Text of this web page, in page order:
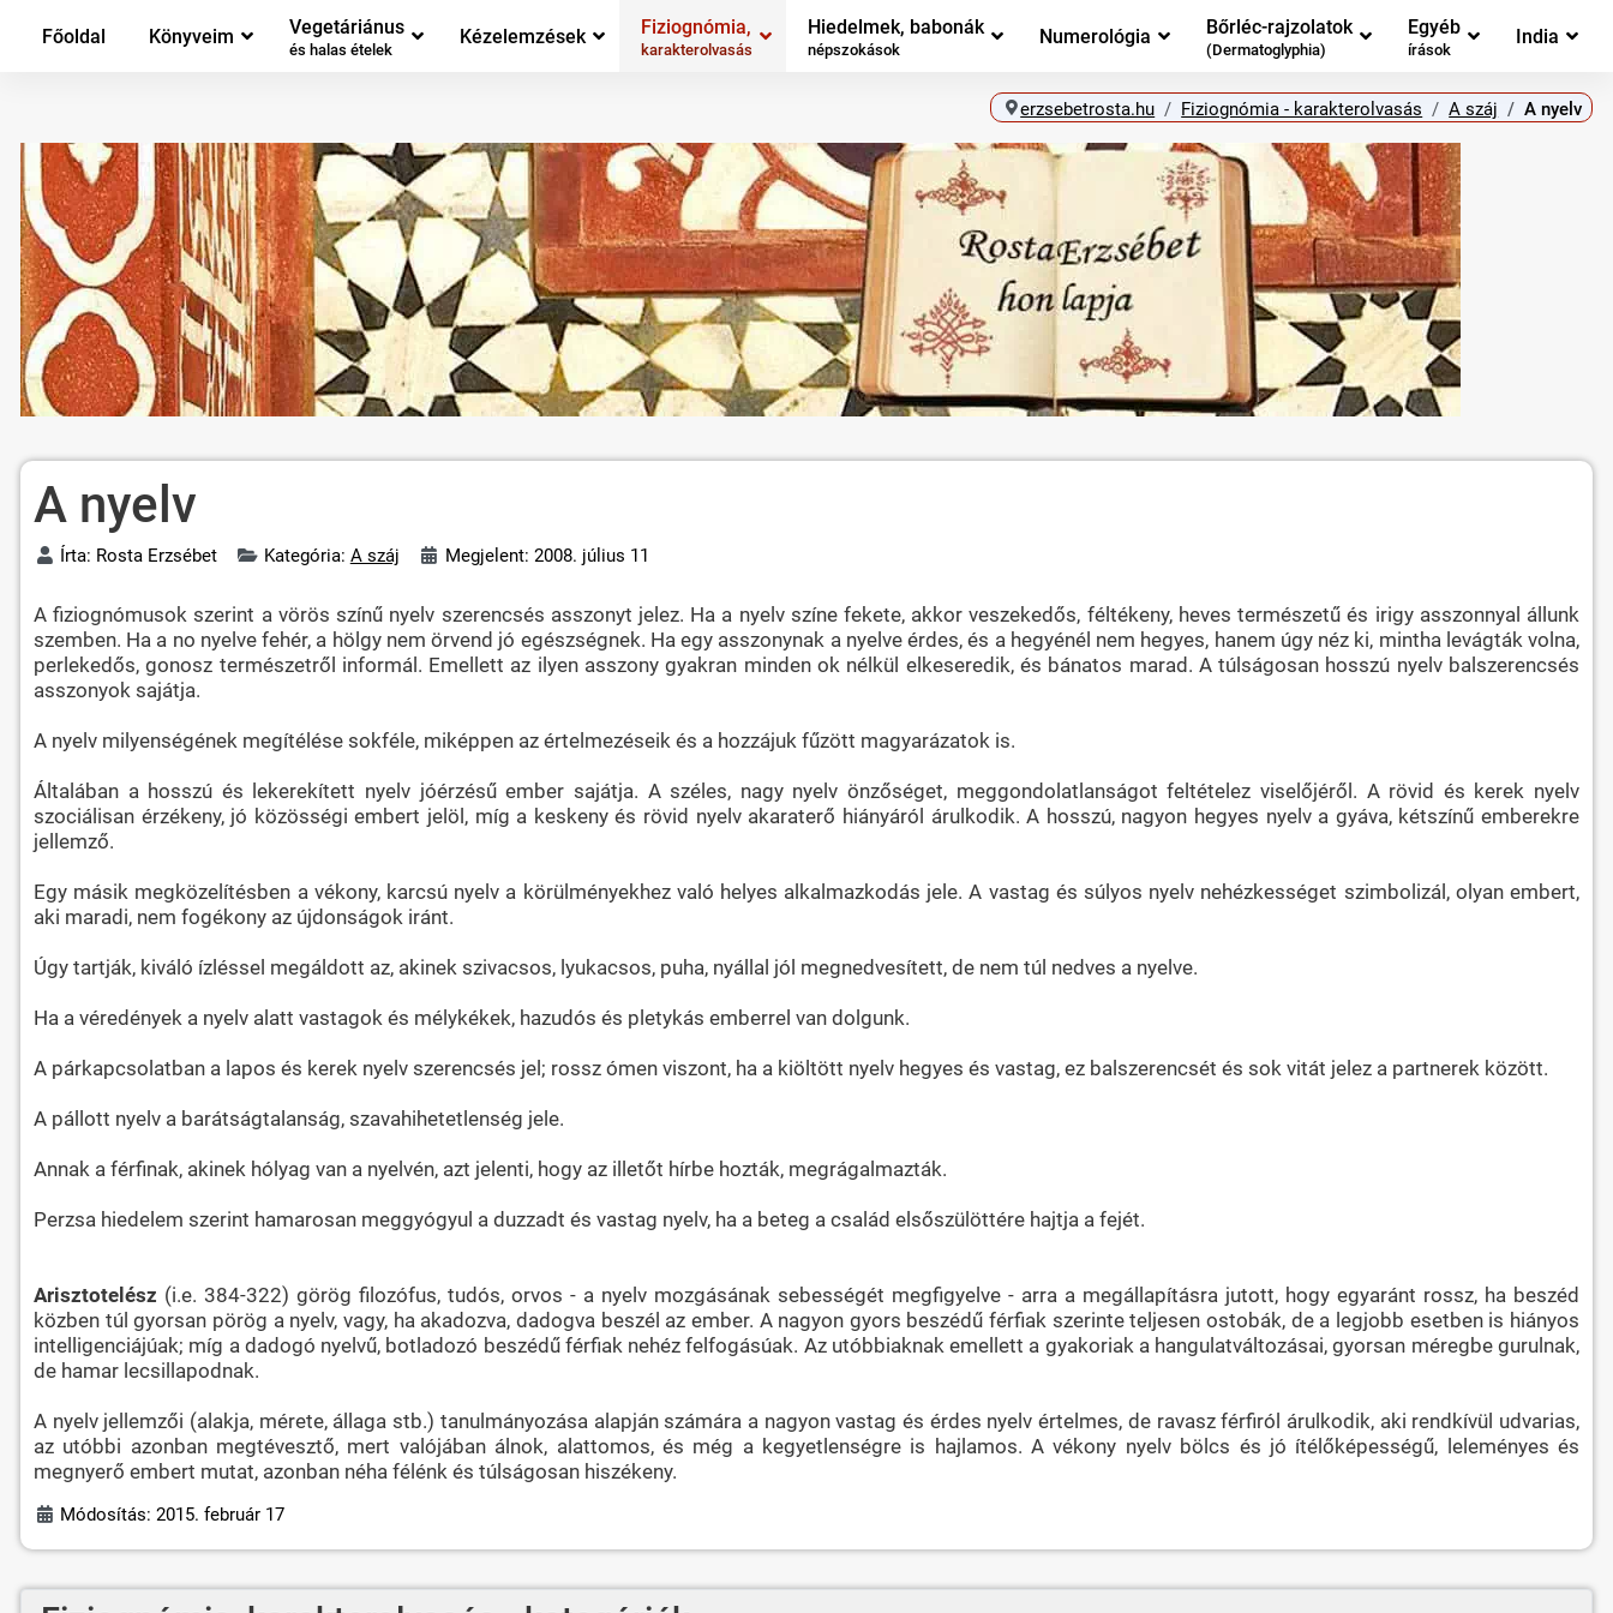
Főoldal Könyveim Vegetáriánus
és halas ételek
Kézelemzések Fiziognómia,
karakterolvasás
Hiedelmek, babonák
népszokások
Numerológia Bőrléc-rajzolatok
(Dermatoglyphia)
Egyéb
írások
India
erzsebetrosta.hu Fiziognómia - karakterolvasás A száj A nyelv
A nyelv
Írta: Rosta Erzsébet Kategória: A száj Megjelent: 2008. július 11
A fiziognómusok szerint a vörös színű nyelv szerencsés asszonyt jelez. Ha a nyelv színe fekete, akkor veszekedős, féltékeny, heves természetű és irigy asszonnyal állunk
szemben. Ha a no nyelve fehér, a hölgy nem örvend jó egészségnek. Ha egy asszonynak a nyelve érdes, és a hegyénél nem hegyes, hanem úgy néz ki, mintha levágták volna,
perlekedős, gonosz természetről informál. Emellett az ilyen asszony gyakran minden ok nélkül elkeseredik, és bánatos marad. A túlságosan hosszú nyelv balszerencsés
asszonyok sajátja.
A nyelv milyenségének megítélése sokféle, miképpen az értelmezéseik és a hozzájuk fűzött magyarázatok is.
Általában a hosszú és lekerekített nyelv jóérzésű ember sajátja. A széles, nagy nyelv önzőséget, meggondolatlanságot feltételez viselőjéről. A rövid és kerek nyelv
szociálisan érzékeny, jó közösségi embert jelöl, míg a keskeny és rövid nyelv akaraterő hiányáról árulkodik. A hosszú, nagyon hegyes nyelv a gyáva, kétszínű emberekre
jellemző.
Egy másik megközelítésben a vékony, karcsú nyelv a körülményekhez való helyes alkalmazkodás jele. A vastag és súlyos nyelv nehézkességet szimbolizál, olyan embert,
aki maradi, nem fogékony az újdonságok iránt.
Úgy tartják, kiváló ízléssel megáldott az, akinek szivacsos, lyukacsos, puha, nyállal jól megnedvesített, de nem túl nedves a nyelve.
Ha a véredények a nyelv alatt vastagok és mélykékek, hazudós és pletykás emberrel van dolgunk.
A párkapcsolatban a lapos és kerek nyelv szerencsés jel; rossz ómen viszont, ha a kiöltött nyelv hegyes és vastag, ez balszerencsét és sok vitát jelez a partnerek között.
A pállott nyelv a barátságtalanság, szavahihetetlenség jele.
Annak a férfinak, akinek hólyag van a nyelvén, azt jelenti, hogy az illetőt hírbe hozták, megrágalmazták.
Perzsa hiedelem szerint hamarosan meggyógyul a duzzadt és vastag nyelv, ha a beteg a család elsőszülöttére hajtja a fejét.
Arisztotelész (i.e. 384-322) görög filozófus, tudós, orvos - a nyelv mozgásának sebességét megfigyelve - arra a megállapításra jutott, hogy egyaránt rossz, ha beszéd
közben túl gyorsan pörög a nyelv, vagy, ha akadozva, dadogva beszél az ember. A nagyon gyors beszédű férfiak szerinte teljesen ostobák, de a legjobb esetben is hiányos
intelligenciájúak; míg a dadogó nyelvű, botladozó beszédű férfiak nehéz felfogásúak. Az utóbbiaknak emellett a gyakoriak a hangulatváltozásai, gyorsan méregbe gurulnak,
de hamar lecsillapodnak.
A nyelv jellemzői (alakja, mérete, állaga stb.) tanulmányozása alapján számára a nagyon vastag és érdes nyelv értelmes, de ravasz férfiról árulkodik, aki rendkívül udvarias,
az utóbbi azonban megtévesztő, mert valójában álnok, alattomos, és még a kegyetlenségre is hajlamos. A vékony nyelv bölcs és jó ítélőképességű, leleményes és
megnyerő embert mutat, azonban néha félénk és túlságosan hiszékeny.
Módosítás: 2015. február 17